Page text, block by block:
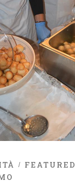
FEATURED